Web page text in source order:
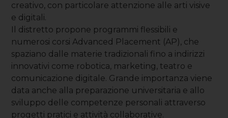
creativo, con particolare attenzione alle arti visive
e digitali.
Il distretto propone programmi flessibili e
numerosi corsi Advanced Placement (AP), che
spaziano dalle materie tradizionali fino a indirizzi
innovativi come robotica, marketing, teatro e
comunicazione digitale. Grande importanza viene
data anche alla preparazione universitaria e allo
sviluppo delle competenze personali attraverso
progetti pratici e attività collaborative.